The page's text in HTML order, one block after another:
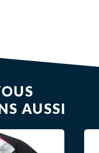
AUSSI